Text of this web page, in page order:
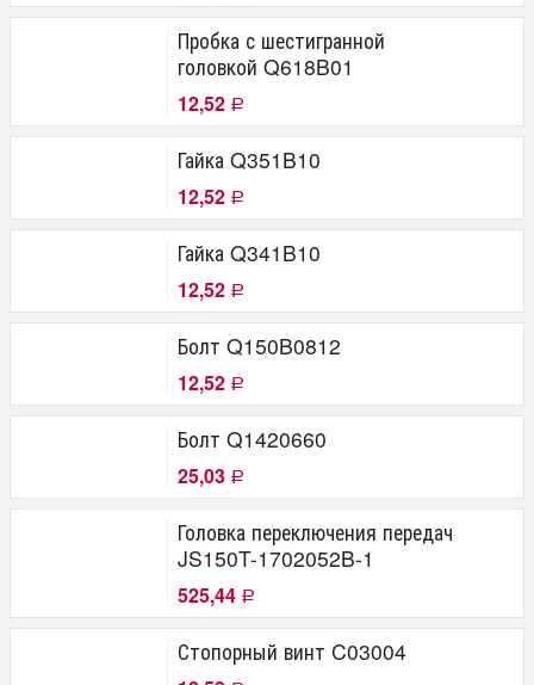
Пробка с шестигранной
головкой Q618B01
12,52 Р
Гайка Q351B10
12,52 Р
Гайка Q341B10
12,52 Р
Болт Q150B0812
12,52 Р
Болт Q1420660
25,03 Р
Головка переключения передач
JS150T-1702052B-1
525,44 Р
Стопорный винт C03004